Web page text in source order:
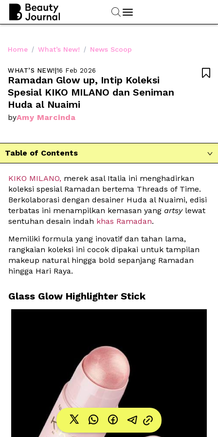
Home / What’s New! / News Scoop
WHAT’S NEW!|16 Feb 2026
Ramadan Glow up, Intip Koleksi
Spesial KIKO MILANO dan Seniman
Huda al Nuaimi
byAmy Marcinda

Table of Contents 
KIKO MILANO, merek asal Italia ini menghadirkan
koleksi spesial Ramadan bertema Threads of Time.
Berkolaborasi dengan desainer Huda al Nuaimi, edisi
terbatas ini menampilkan kemasan yang artsy lewat
sentuhan desain indah khas Ramadan.
Memiliki formula yang inovatif dan tahan lama,
rangkaian koleksi ini cocok dipakai untuk tampilan
makeup natural hingga bold sepanjang Ramadan
hingga Hari Raya.
Glass Glow Highlighter Stick